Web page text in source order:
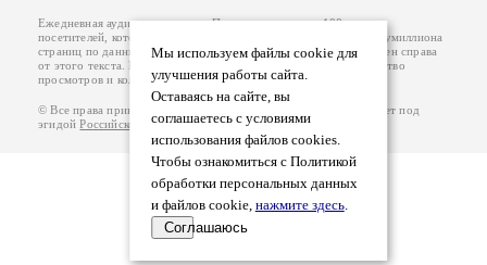
Мы используем файлы cookie для
улучшения работы сайта.
Оставаясь на сайте, вы
соглашаетесь с условиями
использования файлов cookies.
Чтобы ознакомиться с Политикой
обработки персональных данных
и файлов cookie, нажмите здесь.
Соглашаюсь
Ежедневная аудитория портала Проза.ру – порядка 100 тысяч
посетителей, которые в общей сумме просматривают более полумиллиона
страниц по данным счетчика посещаемости, который расположен справа
от этого текста. В каждой графе указано по две цифры: количество
просмотров и количество посетителей.
© Все права принадлежат авторам, 2000-2026. Портал работает под
эгидойРоссийского союза писателей.18+